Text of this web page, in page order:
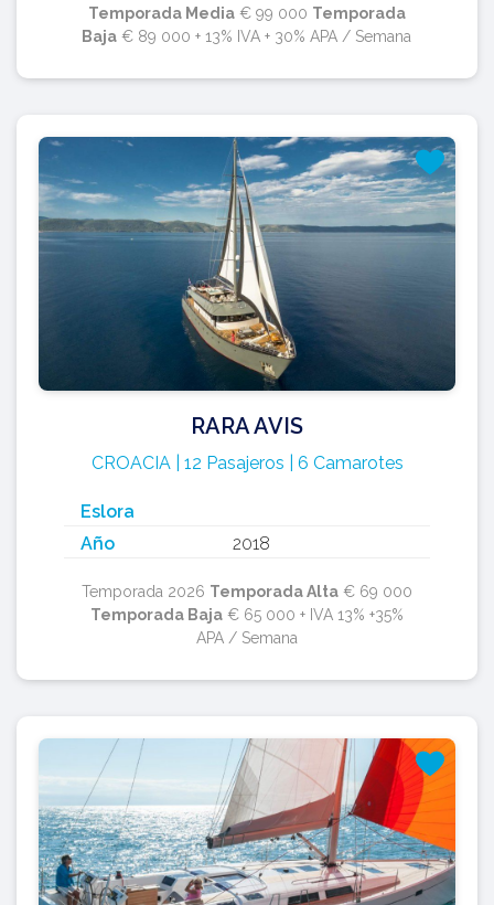
Temporada Media€ 99 000 Temporada
Baja € 89 000 + 13% IVA + 30% APA / Semana
RARA AVIS
CROACIA | 12 Pasajeros | 6 Camarotes
Eslora
Año
2018
Temporada 2026 Temporada Alta€ 69 000
Temporada Baja€ 65 000 + IVA 13% +35%
APA / Semana